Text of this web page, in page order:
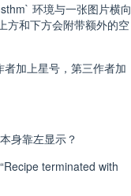
环境与一张图片横向
方和下方会附带额外的空
加上星号，第三作者加
身靠左显示？
terminated with